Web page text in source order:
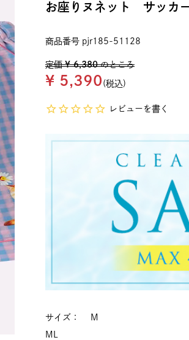
お座りヌネット サッカ
商品番号 pjr185-51128
定価 ¥ 6,380 のところ
¥ 5,390 税込
レビューを書く
サイズ
M
M